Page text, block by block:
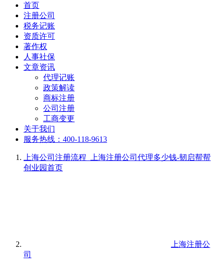
首页
注册公司
税务记账
资质许可
著作权
人事社保
文章资讯
代理记账
政策解读
商标注册
公司注册
工商变更
关于我们
服务热线：400-118-9613
上海公司注册流程_上海注册公司代理多少钱-韧启帮帮
创业园首页
上海注册公
司